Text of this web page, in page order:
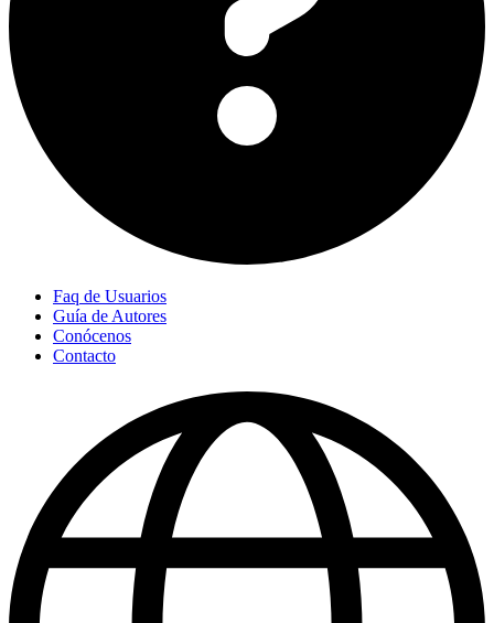
Faq de Usuarios
Guía de Autores
Conócenos
Contacto